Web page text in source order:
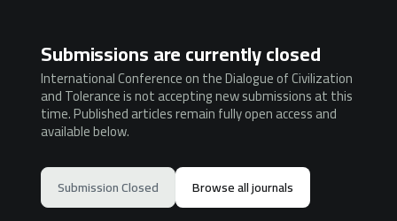
Submissions are currently closed
International Conference on the Dialogue of Civilization
and Tolerance is not accepting new submissions at this
time. Published articles remain fully open access and
available below.
Submission Closed Browse all journals